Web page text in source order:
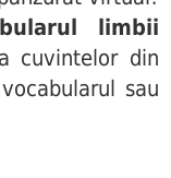
limbii
cuvintelor din
sau